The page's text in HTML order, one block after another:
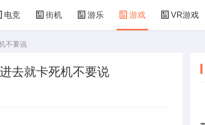
电竞 街机 游乐 游戏 VR游戏
益智玩具
不要说
去就卡死机不要说